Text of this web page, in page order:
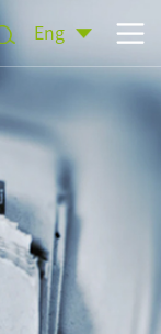
Eng